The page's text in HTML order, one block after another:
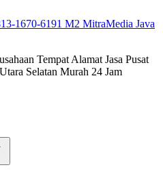
M2 MitraMedia Java
Tempat Alamat Jasa Pusat
Selatan Murah 24 Jam